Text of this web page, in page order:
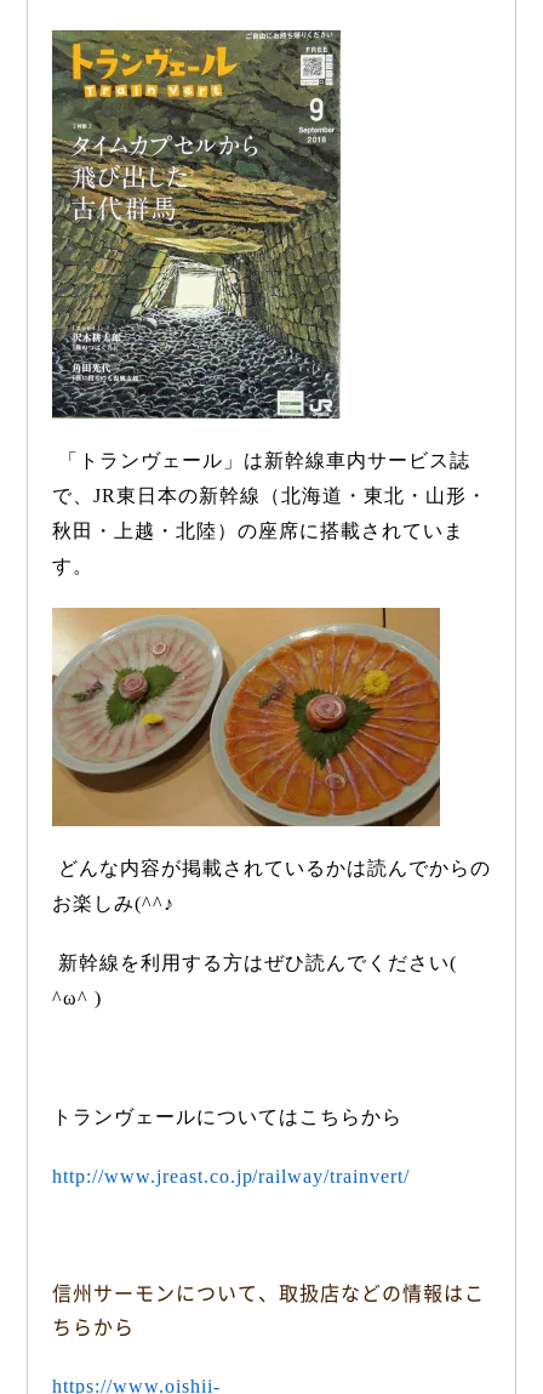
「トランヴェール」は新幹線車内サービス誌
で、JR東日本の新幹線（北海道・東北・山形・
秋田・上越・北陸）の座席に搭載されていま
す。
どんな内容が掲載されているかは読んでからの
お楽しみ(^^♪
新幹線を利用する方はぜひ読んでください(
^ω^ )
トランヴェールについてはこちらから
http://www.jreast.co.jp/railway/trainvert/
信州サーモンについて、取扱店などの情報はこ
ちらから
https://www.oishii-